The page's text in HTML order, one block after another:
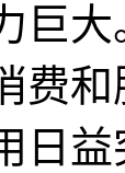
巨
费
日益